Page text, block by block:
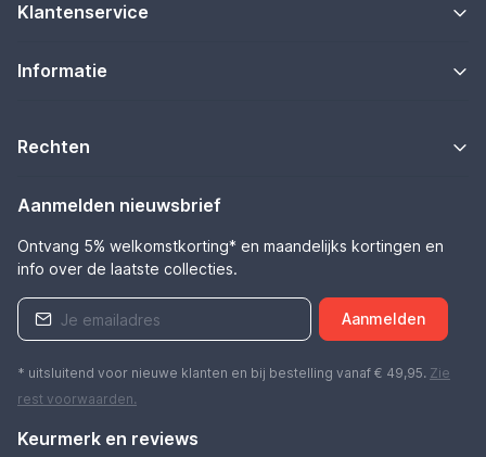
Klantenservice
Informatie
Rechten
Aanmelden nieuwsbrief
Ontvang 5% welkomstkorting* en maandelijks kortingen en
info over de laatste collecties.
Aanmelden
* uitsluitend voor nieuwe klanten en bij bestelling vanaf € 49,95. Zie
rest voorwaarden.
Keurmerk en reviews